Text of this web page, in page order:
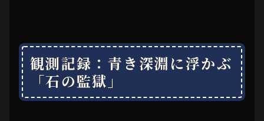
観測記録：青き深淵に浮かぶ
「石の監獄」